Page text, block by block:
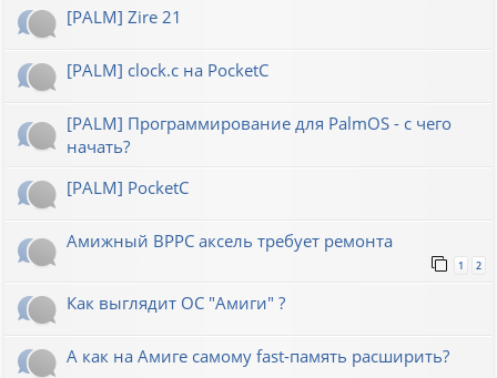
[PALM] Zire 21
[PALM] clock.c на PocketC
[PALM] Программирование для PalmOS - с чего
начать?
[PALM] PocketC
Амижный BPPC аксель требует ремонта
1 2
Как выглядит ОС "Амиги" ?
А как на Амиге самому fast-память расширить?